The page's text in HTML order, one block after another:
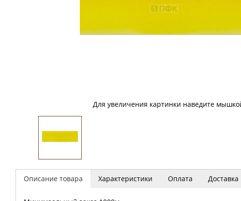
Для увеличения картинки наведите
Описание товара Характеристики Оплата Доставка